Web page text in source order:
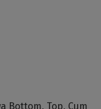
Bottom, Top, Cum